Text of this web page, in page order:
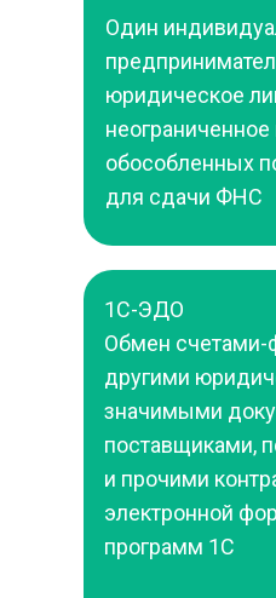
Один
юридическое
обособленных
для сдачи ФНС
1С-ЭДО
Обмен счетами-
другими
значимыми
поставщиками,
и прочими
электронной
программ 1С